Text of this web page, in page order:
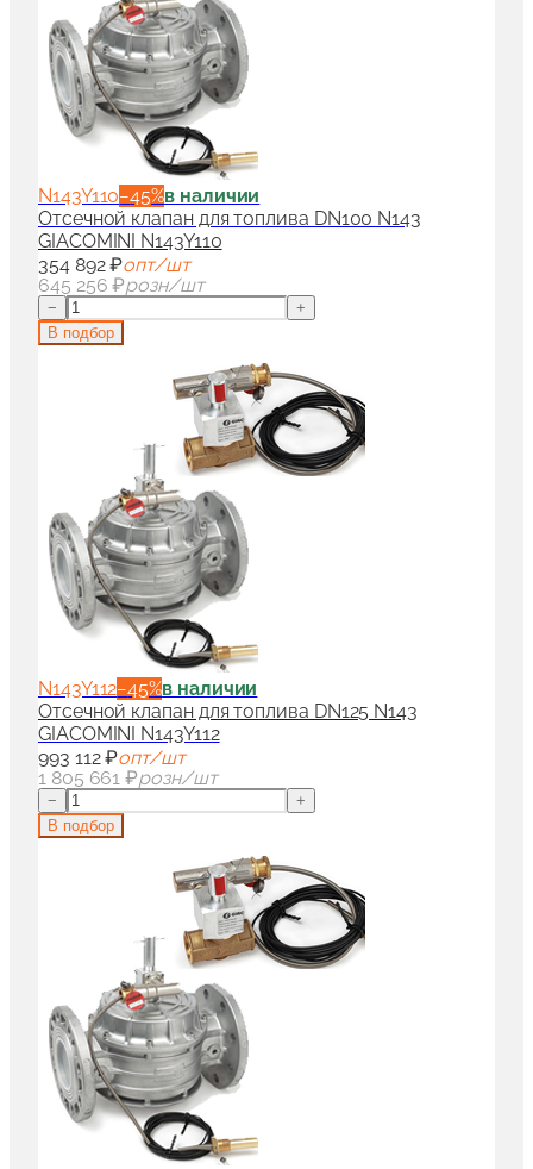
N143Y110−45%в наличии
Отсечной клапан для топлива DN100 N143
GIACOMINI N143Y110
354 892 ₽опт/шт
645 256 ₽розн/шт
−
+
В подбор
N143Y112−45%в наличии
Отсечной клапан для топлива DN125 N143
GIACOMINI N143Y112
993 112 ₽опт/шт
1 805 661 ₽розн/шт
−
+
В подбор